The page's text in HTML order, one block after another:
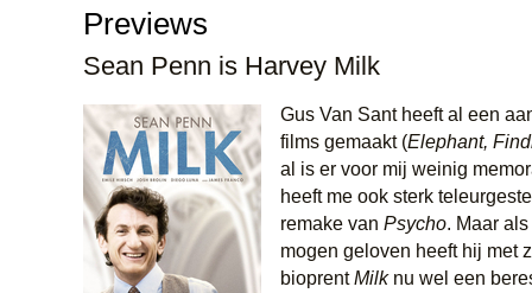
Previews
Sean Penn is Harvey Milk
Gus Van Sant heeft al een
films gemaakt (Elephant,
al is er voor mij weinig
heeft me ook sterk
remake van Psycho. Maar
mogen geloven heeft hij met
bioprentMilknu wel een